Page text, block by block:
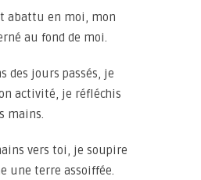
abattu en moi, mon
au fond de moi.
des jours passés, je
activité, je réfléchis
mains.
vers toi, je soupire
une terre assoiffée.